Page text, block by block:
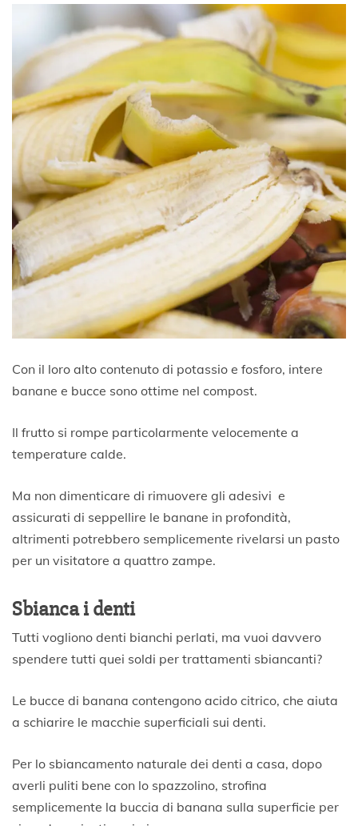
Con il loro alto contenuto di potassio e fosforo, intere
banane e bucce sono ottime nel compost.
Il frutto si rompe particolarmente velocemente a
temperature calde.
Ma non dimenticare di rimuovere gli adesivi e
assicurati di seppellire le banane in profondità,
altrimenti potrebbero semplicemente rivelarsi un pasto
per un visitatore a quattro zampe.
Sbianca i denti
Tutti vogliono denti bianchi perlati, ma vuoi davvero
spendere tutti quei soldi per trattamenti sbiancanti?
Le bucce di banana contengono acido citrico, che aiuta
a schiarire le macchie superficiali sui denti.
Per lo sbiancamento naturale dei denti a casa, dopo
averli puliti bene con lo spazzolino, strofina
semplicemente la buccia di banana sulla superficie per